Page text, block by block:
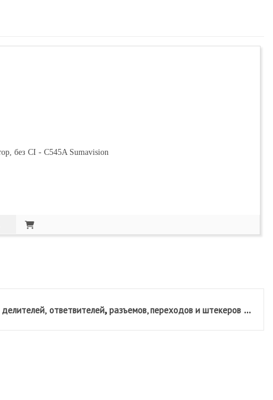
без CI - C545A Sumavision
делителей, ответвителей,разъемов, переходов и штекеров ...